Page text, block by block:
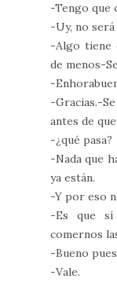
-Tengo que
-Uy, no
-Algo tiene
de menos-
-
-Gracias.-
antes de
-¿qué pasa?
-Nada que
ya están.
-Y por eso
-Es que
comernos
-Bueno
-Vale.